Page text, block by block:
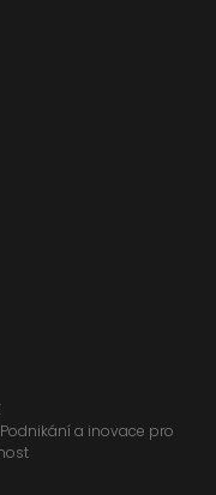
a inovace pro